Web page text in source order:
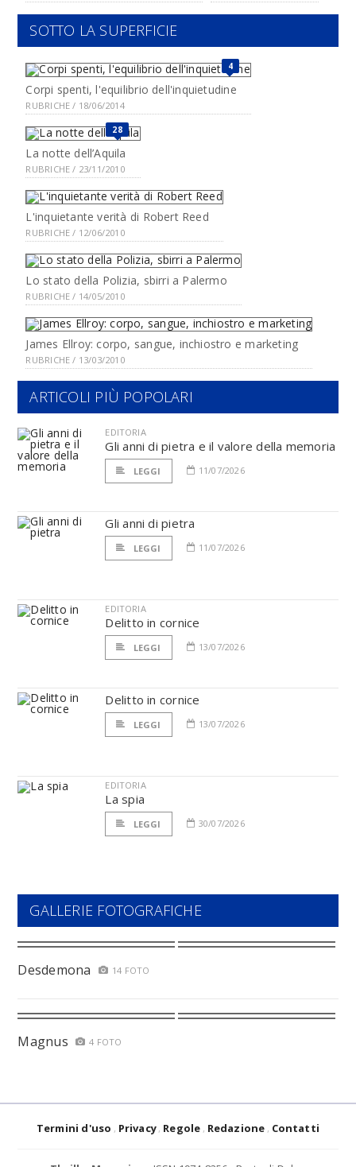
SOTTO LA SUPERFICIE
4
Corpi spenti, l'equilibrio dell'inquietudine
RUBRICHE / 18/06/2014
28
La notte dell’Aquila
RUBRICHE / 23/11/2010
L'inquietante verità di Robert Reed
RUBRICHE / 12/06/2010
Lo stato della Polizia, sbirri a Palermo
RUBRICHE / 14/05/2010
James Ellroy: corpo, sangue, inchiostro e marketing
RUBRICHE / 13/03/2010
ARTICOLI PIÙ POPOLARI
EDITORIA
Gli anni di pietra e il valore della memoria
LEGGI 11/07/2026
Gli anni di pietra
LEGGI 11/07/2026
EDITORIA
Delitto in cornice
LEGGI 13/07/2026
Delitto in cornice
LEGGI 13/07/2026
EDITORIA
La spia
LEGGI 30/07/2026
GALLERIE FOTOGRAFICHE
Desdemona 14 FOTO
Magnus 4 FOTO
Termini d'uso Privacy Regole Redazione Contatti